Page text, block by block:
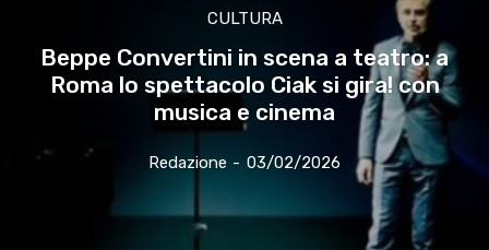
CULTURA
Beppe Convertini in scena a teatro: a
Roma lo spettacolo Ciak si gira! con
musica e cinema
Redazione - 03/02/2026